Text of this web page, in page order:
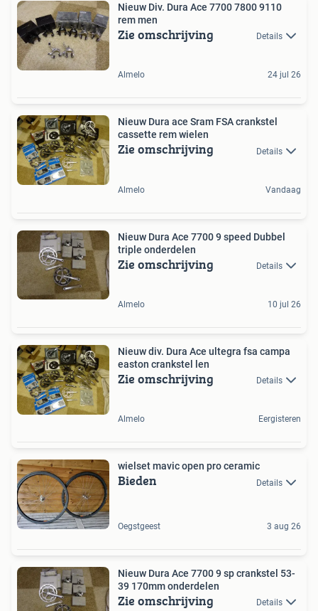
Nieuw Div. Dura Ace 7700 7800 9110
rem men
Zie omschrijving Details
Almelo 24 jul 26
Nieuw Dura ace Sram FSA crankstel
cassette rem wielen
Zie omschrijving Details
Almelo Vandaag
Nieuw Dura Ace 7700 9 speed Dubbel
triple onderdelen
Zie omschrijving Details
Almelo 10 jul 26
Nieuw div. Dura Ace ultegra fsa campa
easton crankstel len
Zie omschrijving Details
Almelo Eergisteren
wielset mavic open pro ceramic
Bieden Details
Oegstgeest 3 aug 26
Nieuw Dura Ace 7700 9 sp crankstel 53-
39 170mm onderdelen
Zie omschrijving Details